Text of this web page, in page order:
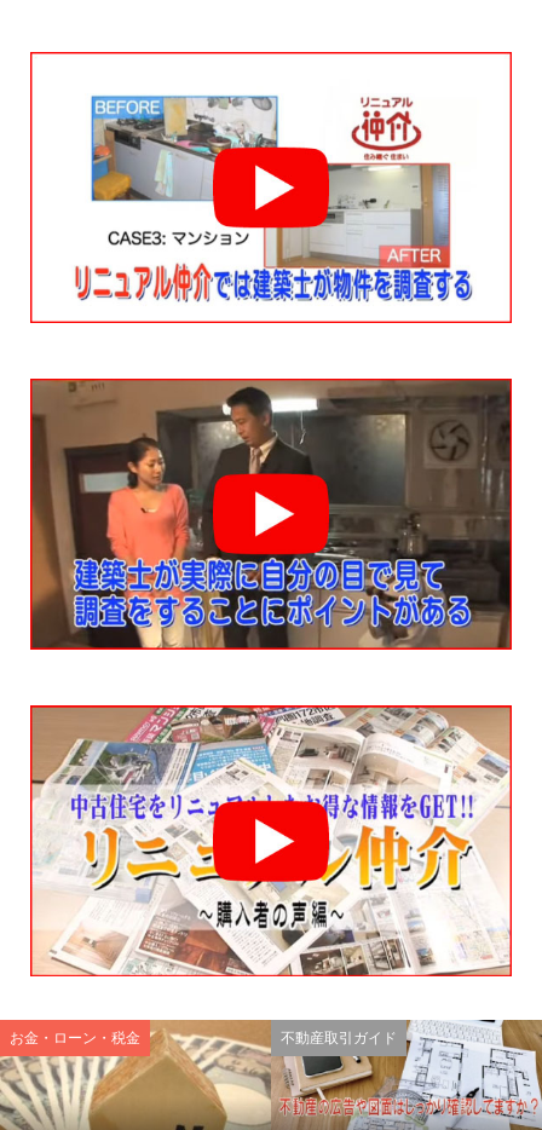
お金・ローン・税金 不動産取引ガイド